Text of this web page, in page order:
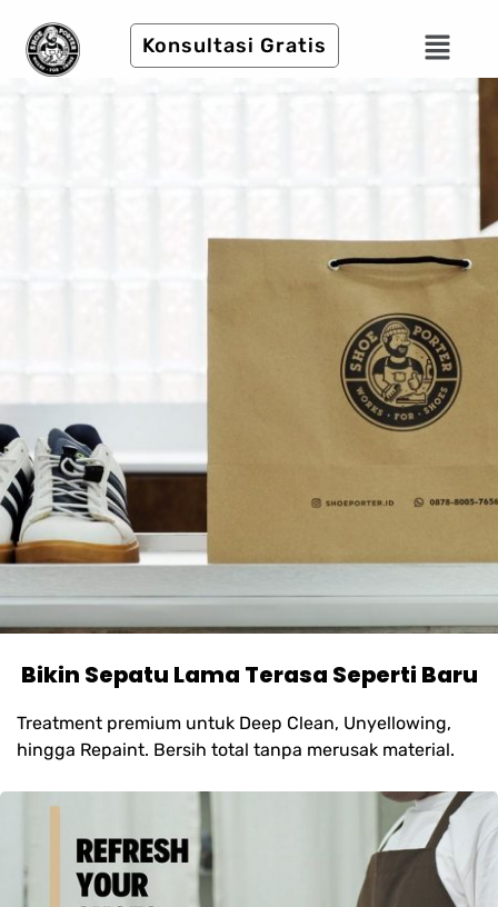
Konsultasi Gratis
Bikin Sepatu Lama Terasa Seperti Baru
Treatment premium untuk Deep Clean, Unyellowing,
hingga Repaint. Bersih total tanpa merusak material.